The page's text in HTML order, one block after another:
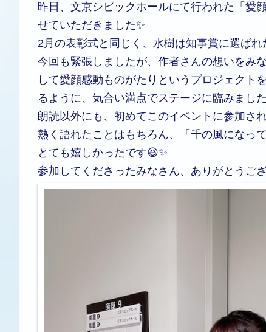
昨日、文京シビックホールにて行われた「愛
せていただきました✨
2月の表彰式と同じく、水樹は知事賞に選ば
今回も緊張しましたが、作者さんの想いをみ
して愛顔感動ものがたりというプロジェクト
るように、気合い満点でステージに臨みまし
朗読以外にも、初めてこのイベントに参加さ
熱く語れたことはもちろん、「千の風になっ
とても嬉しかったです😆✨
参加してくださったみなさん、ありがとうご